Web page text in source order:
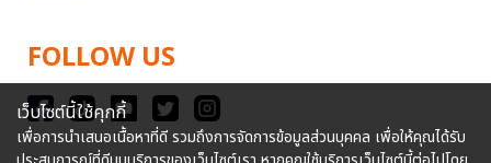
FOLLOW US
เว็บไซต์นี้ใช้คุกกี้
เพื่อการนำเสนอเนื้อหาที่ดี รวมถึงการจัดการข้อมูลส่วนบุคคล เพื่อให้คุณได้รับ